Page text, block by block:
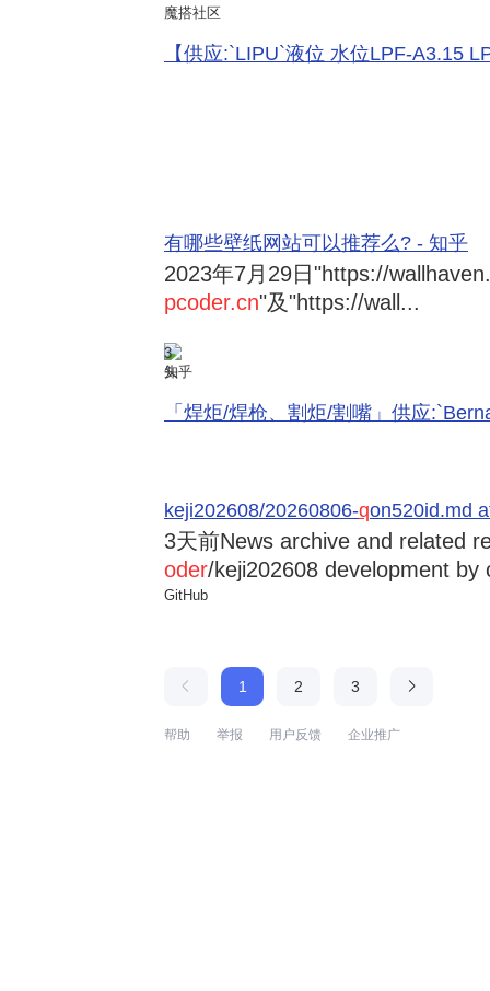
魔搭社区
【供应:`LIPU`液位 水位LPF-A3.15
有哪些壁纸网站可以推荐么? - 知乎
2023年7月29日 "https://
pcoder.cn"及"https://wall...
3
知乎
「焊炬/焊枪、割炬/割嘴」供应
keji202608/20260806-qon520id.md
3天前News archive and related
oder/keji202608 development
GitHub
1 2 3
帮助 举报 用户反馈 企业推广